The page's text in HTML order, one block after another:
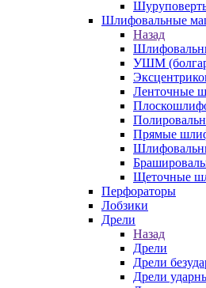
Шлифовальные
Назад
УШМ
Ленточные
Прямые
Щеточные
Перфораторы
Лобзики
Дрели
Назад
Дрели
Дрели
Дрели